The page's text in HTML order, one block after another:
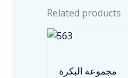
Related products
مجموعة البكرة